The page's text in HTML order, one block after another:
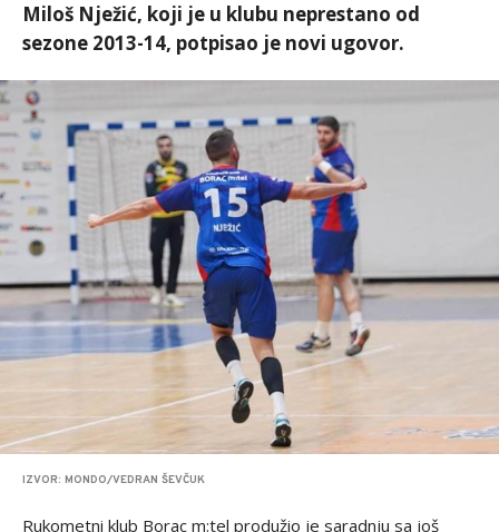
Miloš Nježić, koji je u klubu neprestano od
sezone 2013-14, potpisao je novi ugovor.
IZVOR: MONDO/VEDRAN ŠEVČUK
Rukometni klub Borac m:tel produžio je saradnju sa još